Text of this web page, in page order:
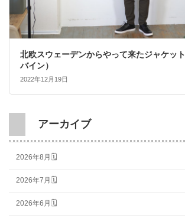
北欧スウェーデンからやって来たジャケッ
バイン）
2022年12月19日
アーカイブ
2026年8月🗓
2026年7月🗓
2026年6月🗓